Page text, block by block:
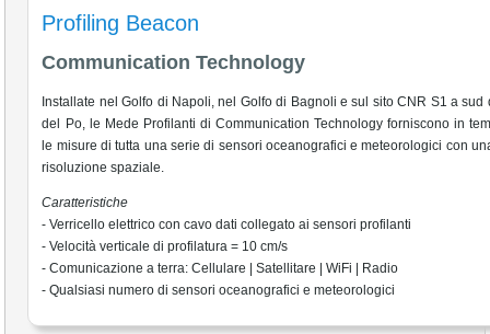
Profiling Beacon
Communication Technology
Installate nel Golfo di Napoli, nel Golfo di Bagnoli e sul sito CNR S1 a sud
del Po, le Mede Profilanti di Communication Technology forniscono in
le misure di tutta una serie di sensori oceanografici e meteorologici con
risoluzione spaziale.
Caratteristiche
- Verricello elettrico con cavo dati collegato ai sensori profilanti
- Velocità verticale di profilatura = 10 cm/s
- Comunicazione a terra: Cellulare | Satellitare | WiFi | Radio
- Qualsiasi numero di sensori oceanografici e meteorologici